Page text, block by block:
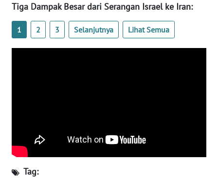
Tiga Dampak Besar dari Serangan Israel ke Iran:
1 2 3 Selanjutnya Lihat Semua
Tag:
KEPRI
PAPUA
WN
SERAMBI